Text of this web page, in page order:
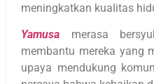
meningkatkan kualitas
Yamusa merasa
membantu mereka yang
upaya mendukung